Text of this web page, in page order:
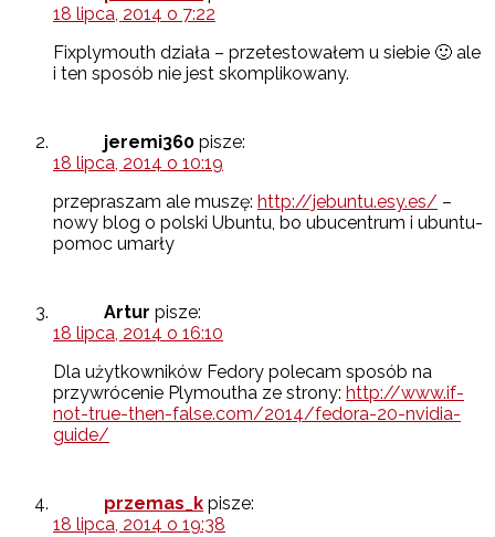
18 lipca, 2014 o 7:22
Fixplymouth działa – przetestowałem u siebie 🙂 ale
i ten sposób nie jest skomplikowany.
jeremi360 pisze:
18 lipca, 2014 o 10:19
przepraszam ale muszę: http://jebuntu.esy.es/ –
nowy blog o polski Ubuntu, bo ubucentrum i ubuntu-
pomoc umarły
Artur pisze:
18 lipca, 2014 o 16:10
Dla użytkowników Fedory polecam sposób na
przywrócenie Plymoutha ze strony: http://www.if-
not-true-then-false.com/2014/fedora-20-nvidia-
guide/
przemas_k pisze:
18 lipca, 2014 o 19:38